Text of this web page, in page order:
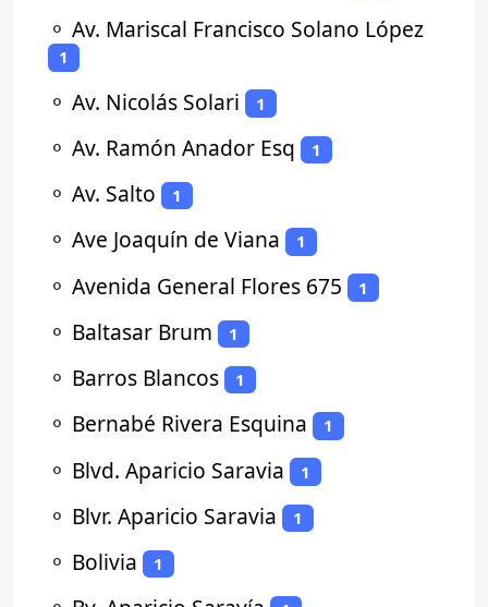
⚬ Av. Mariscal Francisco Solano López
1
⚬ Av. Nicolás Solari 1
⚬ Av. Ramón Anador Esq 1
⚬ Av. Salto 1
⚬ Ave Joaquín de Viana 1
⚬ Avenida General Flores 675 1
⚬ Baltasar Brum 1
⚬ Barros Blancos 1
⚬ Bernabé Rivera Esquina 1
⚬ Blvd. Aparicio Saravia 1
⚬ Blvr. Aparicio Saravia 1
⚬ Bolivia 1